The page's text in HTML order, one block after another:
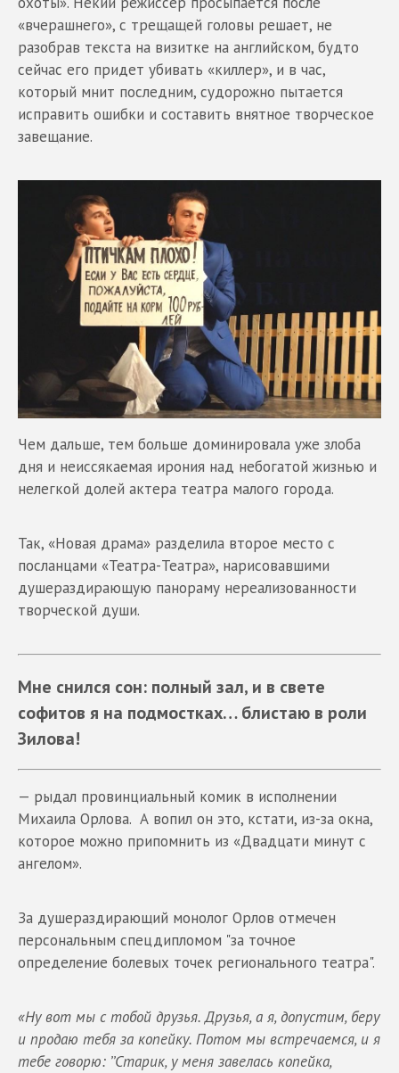
«вчерашнего», с трещащей головы решает, не
разобрав текста на визитке на английском, будто
сейчас его придет убивать «киллер», и в час,
который мнит последним, судорожно пытается
исправить ошибки и составить внятное творческое
завещание.
Чем дальше, тем больше доминировала уже злоба
дня и неиссякаемая ирония над небогатой жизнью и
нелегкой долей актера театра малого города.
Так, «Новая драма» разделила второе место с
посланцами «Театра-Театра», нарисовавшими
душераздирающую панораму нереализованности
творческой души.
Мне снился сон: полный зал, и в свете
софитов я на подмостках… блистаю в роли
Зилова!
— рыдал провинциальный комик в исполнении
Михаила Орлова. А вопил он это, кстати, из-за окна,
которое можно припомнить из «Двадцати минут с
ангелом».
За душераздирающий монолог Орлов отмечен
персональным спецдипломом "за точное
определение болевых точек регионального театра".
«Ну вот мы с тобой друзья. Друзья,а я, допустим, беру
и продаю тебя за копейку. Потом мы встречаемся, и я
тебе говорю: ’’Старик,у меня завелась копейка,